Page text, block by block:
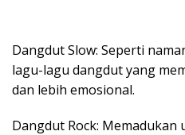
Dangdut Slow: Seperti
lagu-lagu dangdut yang
dan lebih emosional.
Dangdut Rock: